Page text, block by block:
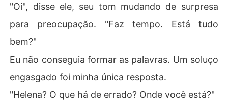
"Oi", disse ele, seu tom mudando de surpresa
para preocupação. "Faz tempo. Está tudo
bem?"
Eu não conseguia formar as palavras. Um soluço
engasgado foi minha única resposta.
"Helena? O que há de errado? Onde você está?"